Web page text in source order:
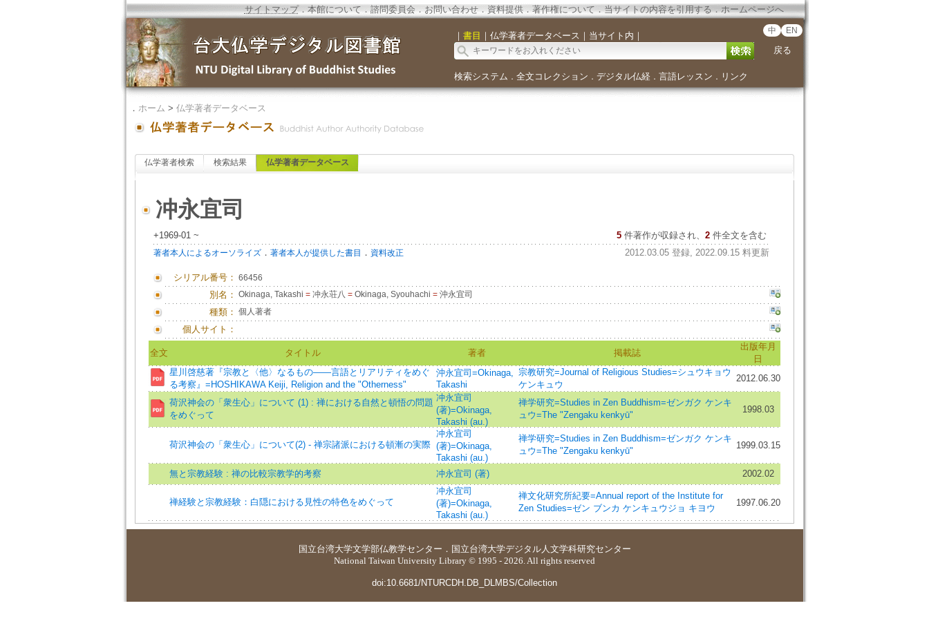
サイトマップ．本館について．諮問委員会． お問い合わせ． 資料提供．著作権について．当サイトの内容を引用する．ホームページへ
｜ 書目 ｜ 仏学著者データベース ｜ 当サイト内 ｜ 中 EN
戻る
検索システム ． 全文コレクション ． デジタル仏経． 言語レッスン ． リンク
． ホーム > 仏学著者データベース
仏学著者検索 検索結果 仏学著者データベース
冲永宜司
+1969-01 ~ 5 件著作が収録され、 2件全文を含む
著者本人によるオーソライズ． 著者本人が提供した書目 ． 資料改正 2012.03.05 登録, 2022.09.15 料更新
シリアル番号： 66456
別名： Okinaga, Takashi =冲永荘八 =Okinaga, Syouhachi =沖永宜司
種類： 個人著者
個人サイト：
全文 タイトル 著者 掲載誌
出版年月
日
星川啓慈著『宗教と〈他〉なるもの――言語とリアリティをめぐ
る考察』=HOSHIKAWA Keiji, Religion and the "Otherness"
沖永宜司=Okinaga,
Takashi
宗教研究=Journal of Religious Studies=シュウキョウ
ケンキュウ
2012.06.30
荷沢神会の「衆生心」について (1) : 禅における自然と頓悟の問題
をめぐって
冲永宜司
(著)=Okinaga,
Takashi (au.)
禅学研究=Studies in Zen Buddhism=ゼンガク ケンキ
ュウ=The "Zengaku kenkyū"
1998.03
荷沢神会の「衆生心」について(2) - 禅宗諸派における頓漸の実際
冲永宜司
(著)=Okinaga,
Takashi (au.)
禅学研究=Studies in Zen Buddhism=ゼンガク ケンキ
ュウ=The "Zengaku kenkyū"
1999.03.15
無と宗教経験 : 禅の比較宗教学的考察 冲永宜司 (著) 2002.02
禅経験と宗教経験：白隠における見性の特色をめぐって
冲永宜司
(著)=Okinaga,
Takashi (au.)
禅文化研究所紀要=Annual report of the Institute for
Zen Studies=ゼン ブンカ ケンキュウジョ キヨウ
1997.06.20
国立台湾大学文学部仏教学センター ． 国立台湾大学デジタル人文学科研究センター
National Taiwan University Library © 1995 - 2026. All rights reserved
doi:10.6681/NTURCDH.DB_DLMBS/Collection